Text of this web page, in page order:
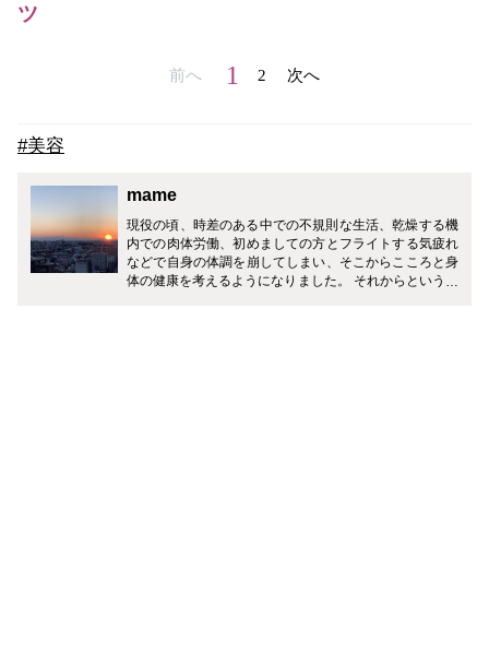
ツ
前へ 1 2 次へ
#美容
mame
現役の頃、時差のある中での不規則な生活、乾燥する機
内での肉体労働、初めましての方とフライトする気疲れ
などで自身の体調を崩してしまい、そこからこころと身
体の健康を考えるようになりました。 それからというも